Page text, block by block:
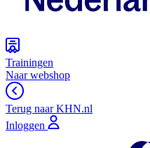
Trainingen
Naar webshop
Terug naar KHN.nl
Inloggen